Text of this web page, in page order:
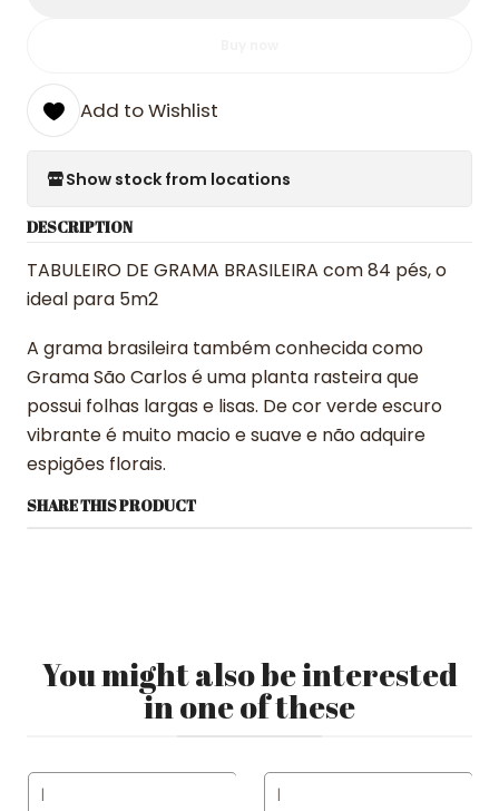
Add to Wishlist
Show stock from locations
DESCRIPTION
TABULEIRO DE GRAMA BRASILEIRA com 84 pés, o
ideal para 5m2
A grama brasileira também conhecida como
Grama São Carlos é uma planta rasteira que
possui folhas largas e lisas. De cor verde escuro
vibrante é muito macio e suave e não adquire
espigões florais.
SHARE THIS PRODUCT
You might also be interested
in one of these
| |